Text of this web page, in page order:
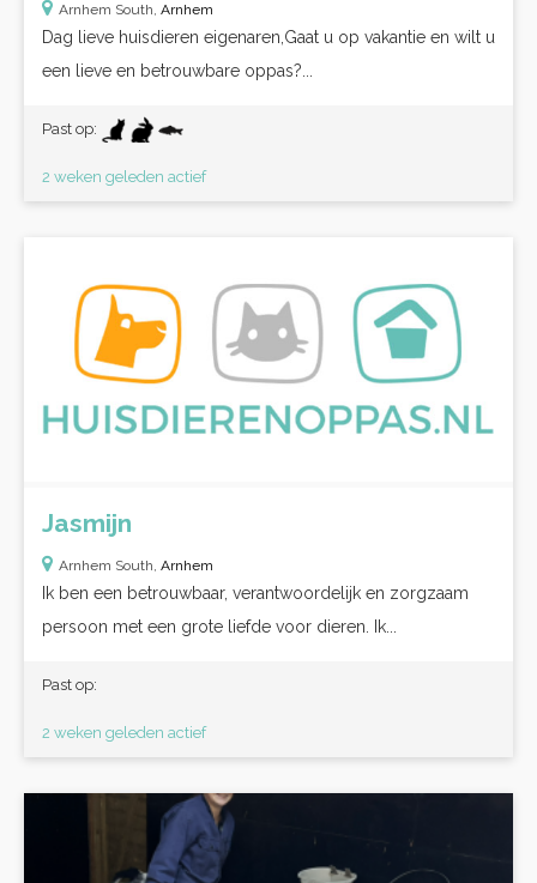
Arnhem South, Arnhem
Dag lieve huisdieren eigenaren,Gaat u op vakantie en wilt u
een lieve en betrouwbare oppas?...
Past op:
2 weken geleden actief
Jasmijn
Arnhem South, Arnhem
Ik ben een betrouwbaar, verantwoordelijk en zorgzaam
persoon met een grote liefde voor dieren. Ik...
Past op:
2 weken geleden actief